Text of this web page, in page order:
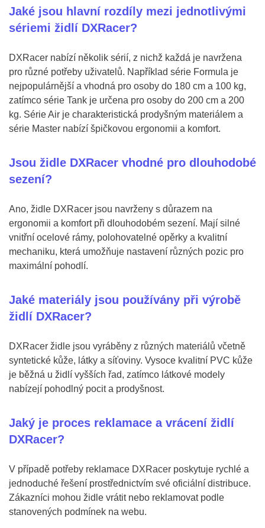
Jaké jsou hlavní rozdíly mezi jednotlivými
sériemi židlí DXRacer?
DXRacer nabízí několik sérií, z nichž každá je navržena
pro různé potřeby uživatelů. Například série Formula je
nejpopulárnější a vhodná pro osoby do 180 cm a 100 kg,
zatímco série Tank je určena pro osoby do 200 cm a 200
kg. Série Air je charakteristická prodyšným materiálem a
série Master nabízí špičkovou ergonomii a komfort.
Jsou židle DXRacer vhodné pro dlouhodobé
sezení?
Ano, židle DXRacer jsou navrženy s důrazem na
ergonomii a komfort při dlouhodobém sezení. Mají silné
vnitřní ocelové rámy, polohovatelné opěrky a kvalitní
mechaniku, která umožňuje nastavení různých pozic pro
maximální pohodlí​.
Jaké materiály jsou používány při výrobě
židlí DXRacer?
DXRacer židle jsou vyráběny z různých materiálů včetně
syntetické kůže, látky a síťoviny. Vysoce kvalitní PVC kůže
je běžná u židlí vyšších řad, zatímco látkové modely
nabízejí pohodlný pocit a prodyšnost.
Jaký je proces reklamace a vrácení židlí
DXRacer?
V případě potřeby reklamace DXRacer poskytuje rychlé a
jednoduché řešení prostřednictvím své oficiální distribuce.
Zákazníci mohou židle vrátit nebo reklamovat podle
stanovených podmínek na webu.